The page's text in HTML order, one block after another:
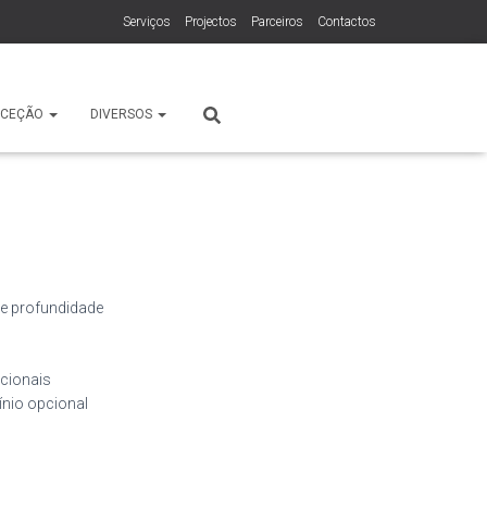
Serviços Projectos Parceiros Contactos
DIVERSOS
profundidade
opcional